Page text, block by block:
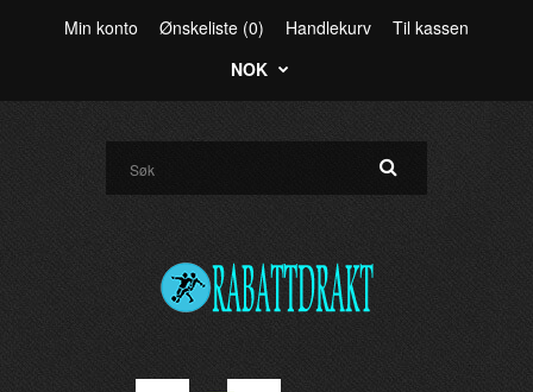
Min konto Ønskeliste (0) Handlekurv
Til kassen
NOK